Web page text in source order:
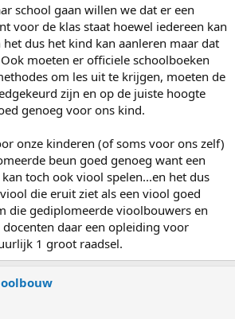
school gaan willen we dat er een
voor de klas staat hoewel iedereen kan
het dus het kind kan aanleren maar dat
moeten er officiele schoolboeken
om les uit te krijgen, moeten de
zijn en op de juiste hoogte
genoeg voor ons kind.
onze kinderen (of soms voor ons zelf)
beun goed genoeg want een
toch ook viool spelen...en het dus
die eruit ziet als een viool goed
die gediplomeerde vioolbouwers en
daar een opleiding voor
1 groot raadsel.